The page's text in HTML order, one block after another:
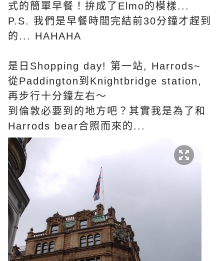
式的簡單早餐！拚成了Elmo的模樣...
P.S. 我們是早餐時間完結前30分鐘才趕到
的... HAHAHA
是日Shopping day! 第一站, Harrods~
從Paddington到Knightbridge station,
再步行十分鐘左右～
到倫敦必要到的地方吧？其實我是為了和
Harrods bear合照而來的...